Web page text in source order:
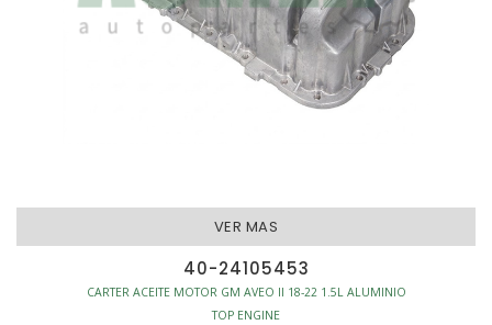
VER MAS
40-24105453
CARTER ACEITE MOTOR GM AVEO II 18-22 1.5L ALUMINIO
TOP ENGINE